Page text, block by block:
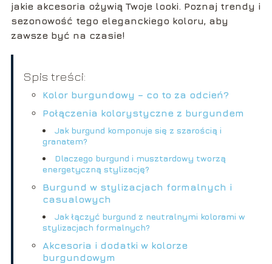
jakie akcesoria ożywią Twoje looki. Poznaj trendy i
sezonowość tego eleganckiego koloru, aby
zawsze być na czasie!
Spis treści:
Kolor burgundowy – co to za odcień?
Połączenia kolorystyczne z burgundem
Jak burgund komponuje się z szarością i
granatem?
Dlaczego burgund i musztardowy tworzą
energetyczną stylizację?
Burgund w stylizacjach formalnych i
casualowych
Jak łączyć burgund z neutralnymi kolorami w
stylizacjach formalnych?
Akcesoria i dodatki w kolorze
burgundowym